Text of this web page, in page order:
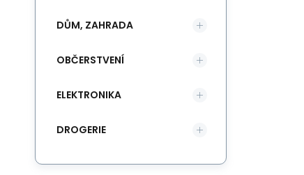
DŮM, ZAHRADA
OBČERSTVENÍ
ELEKTRONIKA
DROGERIE